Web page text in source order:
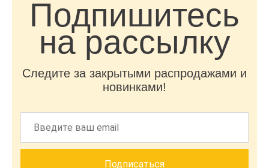
Подпишитесь
на рассылку
Следите за закрытыми распродажами и
новинками!